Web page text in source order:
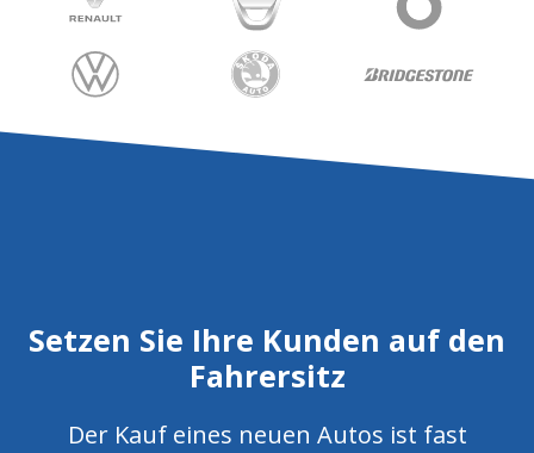
Setzen Sie Ihre Kunden auf den
Fahrersitz
Der Kauf eines neuen Autos ist fast